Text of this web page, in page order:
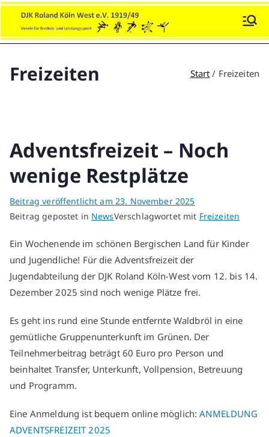
Zum
Inhalt
springen
DJK Roland Köln-West e.V.
Sport und Soziales!
Freizeiten Start Freizeiten
Adventsfreizeit – Noch
wenige Restplätze
Beitrag veröffentlicht am 23. November 2025
Beitrag gepostet in NewsVerschlagwortet mit Freizeiten
Ein Wochenende im schönen Bergischen Land für Kinder
und Jugendliche! Für die Adventsfreizeit der
Jugendabteilung der DJK Roland Köln-West vom 12. bis 14.
Dezember 2025 sind noch wenige Plätze frei.
Es geht ins rund eine Stunde entfernte Waldbröl in eine
gemütliche Gruppenunterkunft im Grünen. Der
Teilnehmerbeitrag beträgt 60 Euro pro Person und
beinhaltet Transfer, Unterkunft, Vollpension, Betreuung
und Programm.
Eine Anmeldung ist bequem online möglich:ANMELDUNG
ADVENTSFREIZEIT 2025